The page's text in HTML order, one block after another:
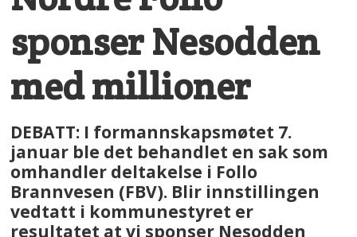
sponser Nesodden
med millioner
DEBATT: I formannskapsmøtet 7.
januar ble det behandlet en sak som
omhandler deltakelse i Follo
Brannvesen (FBV). Blir innstillingen
vedtatt i kommunestyret er
resultatet at vi sponser Nesodden